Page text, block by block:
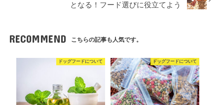
となる！フード選びに役立てよう
RECOMMEND こちらの記事も人気です。
ドッグフードについて ドッグフードについて